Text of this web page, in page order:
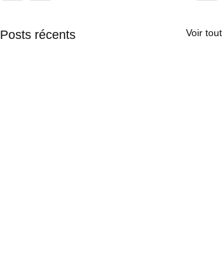
Posts récents Voir tout